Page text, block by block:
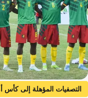
التصفيات المؤهلة إلى كأس